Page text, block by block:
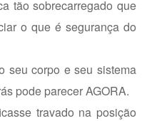
tão sobrecarregado que
o que é segurança do
seu corpo e seu sistema
pode parecer AGORA.
travado na posição